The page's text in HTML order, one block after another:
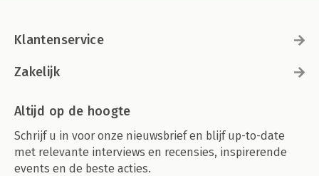
Klantenservice
Zakelijk
Altijd op de hoogte
Schrijf u in voor onze nieuwsbrief en blijf up-to-date
met relevante interviews en recensies, inspirerende
events en de beste acties.